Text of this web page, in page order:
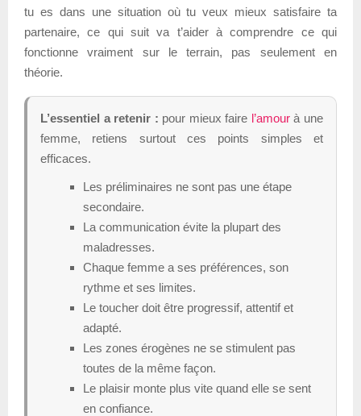
tu es dans une situation où tu veux mieux satisfaire ta
partenaire, ce qui suit va t’aider à comprendre ce qui
fonctionne vraiment sur le terrain, pas seulement en
théorie.
L’essentiel a retenir : pour mieux faire l’amourà une
femme, retiens surtout ces points simples et
efficaces.
Les préliminaires ne sont pas une étape
secondaire.
La communication évite la plupart des
maladresses.
Chaque femme a ses préférences, son
rythme et ses limites.
Le toucher doit être progressif, attentif et
adapté.
Les zones érogènes ne se stimulent pas
toutes de la même façon.
Le plaisir monte plus vite quand elle se sent
en confiance.